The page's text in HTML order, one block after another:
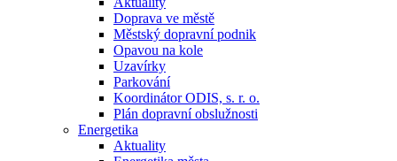
Doprava ve městě
Městský dopravní podnik
Opavou na kole
Uzavírky
Parkování
Koordinátor ODIS, s. r. o.
Plán dopravní obslužnosti
Energetika
Aktuality